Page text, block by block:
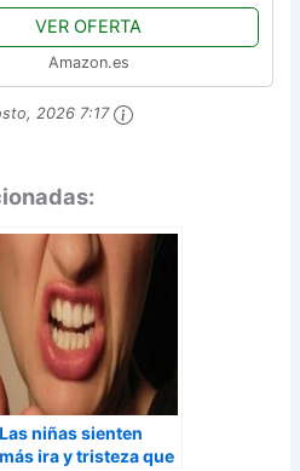
VER OFERTA
Amazon.es
2026 7:17
Las niñas sienten
más ira y tristeza que